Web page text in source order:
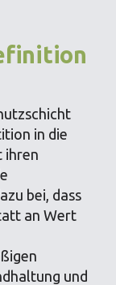
in die
ihren
bei, dass
an Wert
und